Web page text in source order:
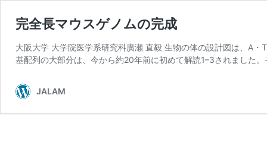
完全長マウスゲノムの完成
大阪大学 大学院医学系研究科廣瀬 直毅 生物の体の設計図は、A
基配列の大部分は、今から約20年前に初めて解読1–3されました
JALAM